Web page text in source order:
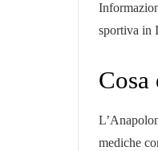
sportiva in
Cosa
mediche